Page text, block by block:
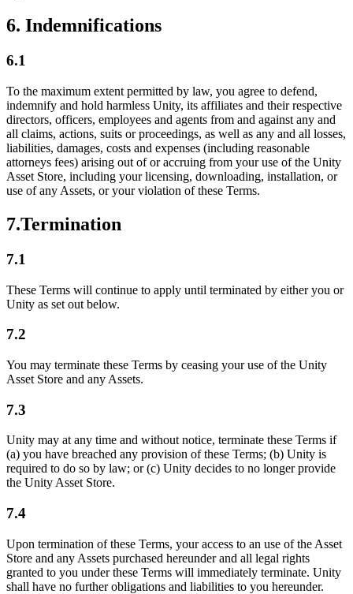
6. Indemnifications
6.1
To the maximum extent permitted by law, you agree to defend,
indemnify and hold harmless Unity, its affiliates and their respective
directors, officers, employees and agents from and against any and
all claims, actions, suits or proceedings, as well as any and all losses,
liabilities, damages, costs and expenses (including reasonable
attorneys fees) arising out of or accruing from your use of the Unity
Asset Store, including your licensing, downloading, installation, or
use of any Assets, or your violation of these Terms.
7.Termination
7.1
These Terms will continue to apply until terminated by either you or
Unity as set out below.
7.2
You may terminate these Terms by ceasing your use of the Unity
Asset Store and any Assets.
7.3
Unity may at any time and without notice, terminate these Terms if
(a) you have breached any provision of these Terms; (b) Unity is
required to do so by law; or (c) Unity decides to no longer provide
the Unity Asset Store.
7.4
Upon termination of these Terms, your access to an use of the Asset
Store and any Assets purchased hereunder and all legal rights
granted to you under these Terms will immediately terminate. Unity
shall have no further obligations and liabilities to you hereunder.